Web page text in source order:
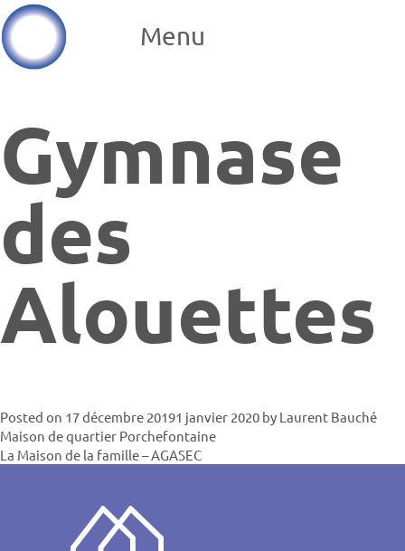
Menu
Gymnase
des
Alouettes
Posted on 17 décembre 20191 janvier 2020 by Laurent Bauché
Maison de quartier Porchefontaine
La Maison de la famille – AGASEC